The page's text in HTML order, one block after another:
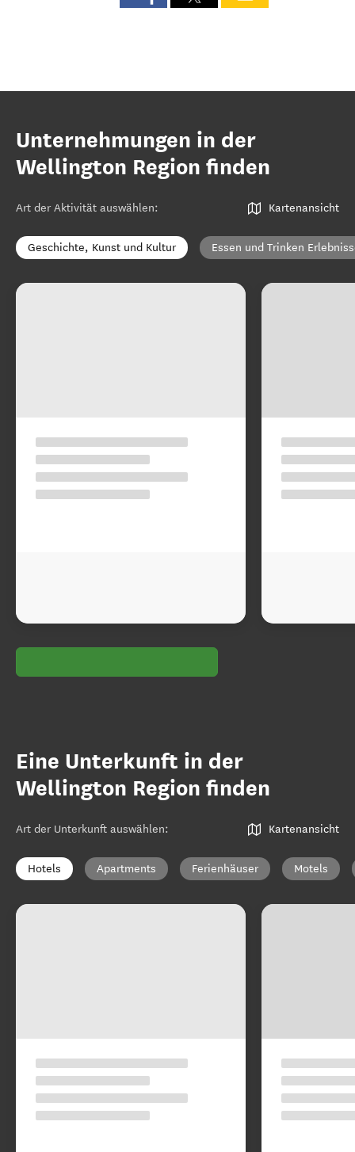
Unternehmungen in der
Wellington Region finden
Art der Aktivität auswählen: Kartenansicht
Geschichte, Kunst und Kultur Essen und Trinken
Eine Unterkunft in der
Wellington Region finden
Art der Unterkunft auswählen: Kartenansicht
Hotels Apartments Ferienhäuser Motels